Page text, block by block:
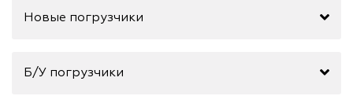
Новые погрузчики
Б/У погрузчики